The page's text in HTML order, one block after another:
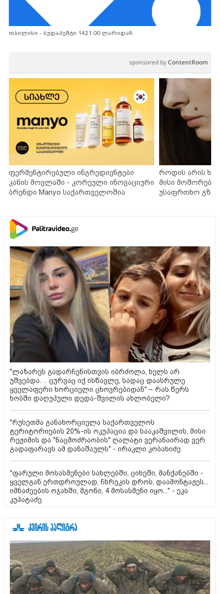
თბილისი - ბუდაპეშტი 1421.00 ლარიდან
sponsored byContentRoom
ფერმენტირებული ინგრედიენტები
კანის მოვლაში - კორეული ინოვაციური
ბრენდი Manyo საქართველოშია
როდის არის
მისი
უსაფრთხო
"ლაზარეს გადარჩენისთვის იბრძოლა, ხელს არ
უშვებდა… ცურვაც იქ ისწავლე, სადაც დაასრულე
ყველაფერი ხორციელი ცხოვრებიდან" – რას წერს
ხობში დაღუპული დედა-შვილის ახლობელი?
"რუსეთმა განახორციელა საქართველოს
ტერიტორიების 20%-ის ოკუპაცია და სააკაშვილის, მისი
რეჟიმის და "ნაცმოძრაობის" ღალატი ვერანაირად ვერ
გადაფარავს ამ დანაშაულს" - ირაკლი კობახიძე
"ფარული მოსასმენები სახლებში, ციხეში, მანქანებში -
ყველგან ერთდროულად, ჩხრეკის დროს, დაამონტაჟეს...
იმნაძეების ოჯახში, მგონი, 4 მოსასმენი იყო..." - ეკა
კუპატაძე